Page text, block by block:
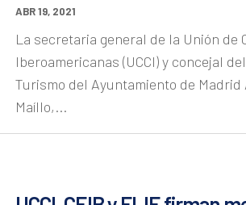
ABR 19, 2021
La secretaria general de la Unión de
Iberoamericanas (UCCI) y concejal
Turismo del Ayuntamiento de Madrid
Maíllo,...